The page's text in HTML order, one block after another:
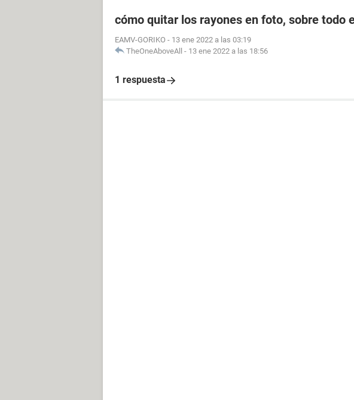
cómo quitar los rayones en foto, sobre todo
EAMV-GORIKO - 13 ene 2022 a las 03:19
TheOneAboveAll - 13 ene 2022 a las 18:56
1 respuesta